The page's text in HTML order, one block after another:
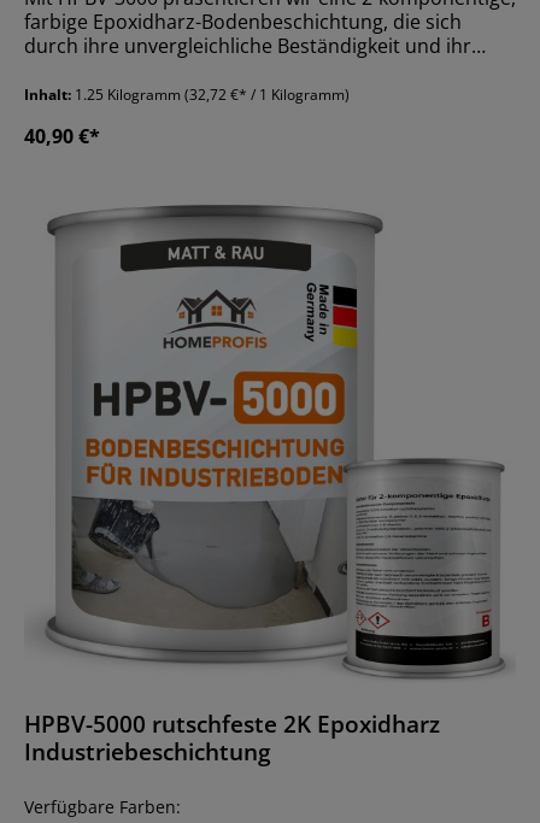
farbige Epoxidharz-Bodenbeschichtung, die sich
durch ihre unvergleichliche Beständigkeit und ihr
entwickelt, um den Anforderungen von hoch
vereint dieses Produkt Ästhetik und Funktionalität in
eignet sich die HPBV-3000 Bodenbeschichtung
besonders für Bereiche, die hohe Anforderungen an
den Boden stellen. Ob in Industriehallen, in denen
hohe Punktbelastungen auftreten, oder in
Showrooms, in denen das Erscheinungsbild eine
entscheidende Rolle spielt – HPBV-3000 hält extremen
Zentimeter stand und sieht dabei noch gut aus. Dies
macht sie zur idealen Lösung für Orte, die sowohl
Haltbarkeit als auch Design verlangen. Kompatibilität
Die Einbindung von HPBV-3000 in die bewährte "Glanz
& Glatt"-Produktserie verspricht eine harmonische
Abstimmung mit allen dazugehörigen Produkten.
Dies ermöglicht es Anwendern, mit Sicherheit und
Vertrauen zu renovieren und zu gestalten. Die
problemlose Verwendung mit anderen Produkten aus
der "Glanz & Glatt"-Serie bietet nicht nur Flexibilität in
der Anwendung, sondern gewährleistet auch ein stets
gleichbleibend hohes Ergebnis in puncto Finish und
Inhalt: 1.25 Kilogramm (32,72 €* / 1 Kilogramm)
40,90 €*
HPBV-5000 rutschfeste 2K Epoxidharz
Industriebeschichtung
Verfügbare Farben: